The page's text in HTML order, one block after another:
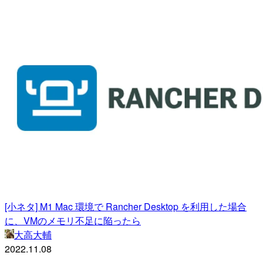
[小ネタ] M1 Mac 環境で Rancher Desktop を利用した場合
に、VMのメモリ不足に陥ったら
大高大輔
2022.11.08